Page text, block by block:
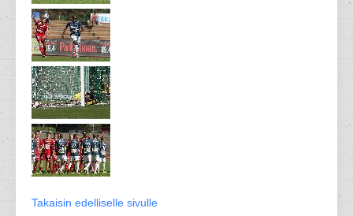
Takaisin edelliselle sivulle